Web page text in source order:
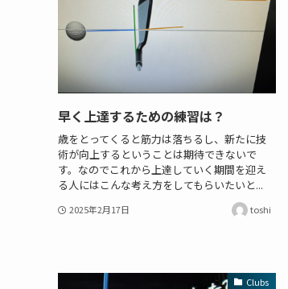
早く上達するための練習は？
歳をとってくると筋力は落ちるし、新たに技
術が向上するということは期待できないで
す。なのでこれから上達していく期間を迎え
る人にはこんな考え方をしてもらいたいと...
2025年2月17日 toshi
Clubs